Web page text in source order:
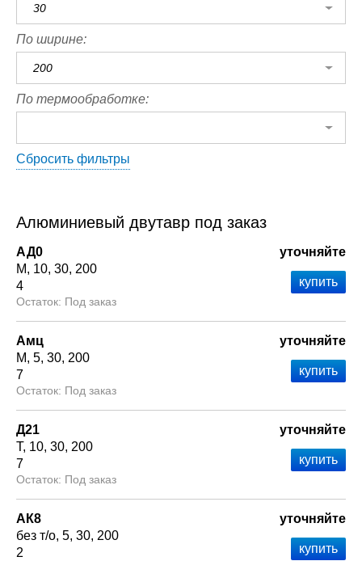
30
По ширине:
200
По термообработке:
Сбросить фильтры
Алюминиевый двутавр под заказ
АД0
М
10 30 200
4
Под заказ
уточняйте
Амц
М 5 30 200
7
Под заказ
уточняйте
Д21
Т 10 30 200
7
Под заказ
уточняйте
АК8
без т/о 5 30 200
2
уточняйте